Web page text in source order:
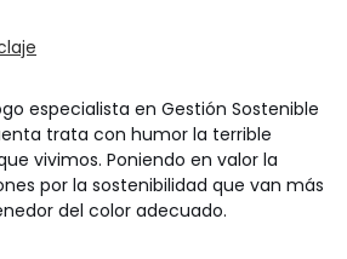
especialista en Gestión Sostenible
trata con humor la terrible
vivimos. Poniendo en valor la
por la sostenibilidad que van más
del color adecuado.